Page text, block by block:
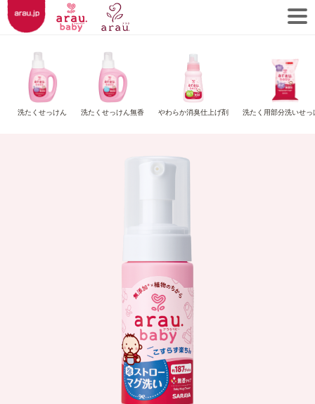
洗たくせっけん 洗たくせっけん無香 やわらか消臭仕上げ剤 洗たく用部分洗いせっ